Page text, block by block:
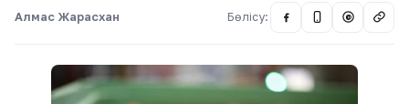
Алмас Жарасхан Бөлісу: @